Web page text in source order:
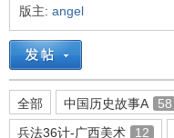
连» › ›
版主: angel
全部 中国历史故事A 58
兵法36计-广西美术
12